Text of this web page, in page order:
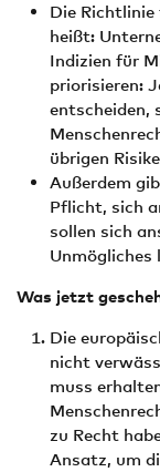
Die
heißt:
Indizien für
priorisieren:
entscheiden,
übrigen
Außerdem
Pflicht, sich
sollen sich
Unmögliches
Was jetzt
Die
nicht
muss
zu Recht
Ansatz, um